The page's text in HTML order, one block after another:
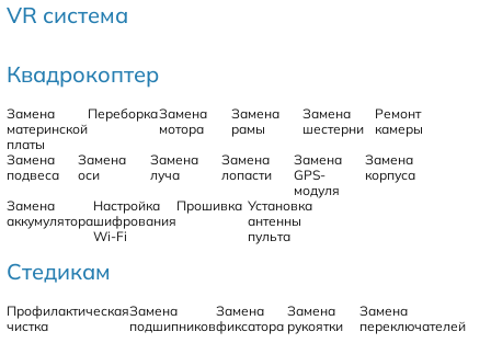
VR система
Квадрокоптер
Замена
материнской
платы
ПереборкаЗамена
мотора
Замена
рамы
Замена
шестерни
Ремонт
камеры
Замена
подвеса
Замена
оси
Замена
луча
Замена
лопасти
Замена
GPS-
модуля
Замена
корпуса
Замена
аккумулятора
Настройка
шифрования
Wi-Fi
Прошивка Установка
антенны
пульта
Стедикам
Профилактическая
чистка
Замена
подшипников
Замена
фиксатора
Замена
рукоятки
Замена
переключателей